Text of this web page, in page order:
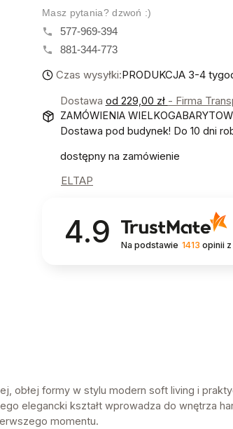
Masz pytania? dzwoń :)
577-969-394
881-344-773
Czas wysyłki:PRODUKCJA 3-4
Dostawa od 229,00 zł - Firma
ZAMÓWIENIA
Dostawa pod budynek! Do 10 dni
dostępny na zamówienie
ELTAP
4.9 Na podstawie 1413 opinii
obłej formy w stylu modern soft living i
elegancki kształt wprowadza do wnętrza
momentu.